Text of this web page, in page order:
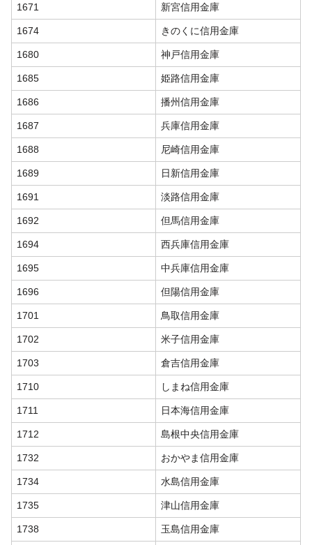
1671 新宮信用金庫
1674 きのくに信用金庫
1680 神戸信用金庫
1685 姫路信用金庫
1686 播州信用金庫
1687 兵庫信用金庫
1688 尼崎信用金庫
1689 日新信用金庫
1691 淡路信用金庫
1692 但馬信用金庫
1694 西兵庫信用金庫
1695 中兵庫信用金庫
1696 但陽信用金庫
1701 鳥取信用金庫
1702 米子信用金庫
1703 倉吉信用金庫
1710 しまね信用金庫
1711 日本海信用金庫
1712 島根中央信用金庫
1732 おかやま信用金庫
1734 水島信用金庫
1735 津山信用金庫
1738 玉島信用金庫